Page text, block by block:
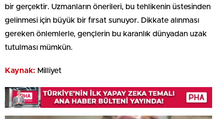
bir gerçektir. Uzmanların önerileri, bu tehlikenin üstesinden
gelinmesi için büyük bir fırsat sunuyor. Dikkate alınması
gereken önlemlerle, gençlerin bu karanlık dünyadan uzak
tutulması mümkün.
Kaynak: Milliyet